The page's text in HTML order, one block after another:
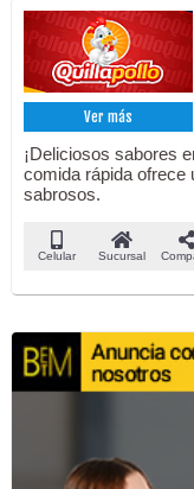
Ver más
¡Deliciosos sabores
comida rápida ofrece
sabrosos.
Celular Sucursal